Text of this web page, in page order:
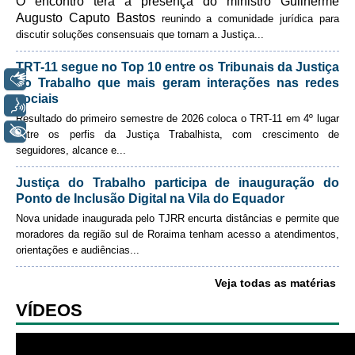
Automação e IA
Governança
Governança de TI
Governança das Contratações Obras
Rede de Governança Colaborativa
Gestão de Riscos
Laboratório de Inovação
Assessoria de Governança de Gestão de Pessoas
Sites Institucionais
Centro de Memória
Enviar email
Augusto Caputo Bastosreunindo a comunidade jurídica para
discutir soluções consensuais que tornam a Justiça...
TRT-11 segue no Top 10 entre os Tribunais da Justiça
do Trabalho que mais geram interações nas redes
sociais
Resultado do primeiro semestre de 2026 coloca o TRT-11 em 4º lugar
entre os perfis da Justiça Trabalhista, com crescimento de
seguidores, alcance e...
Justiça do Trabalho participa de inauguração do
Ponto de Inclusão Digital na Vila do Equador
Nova unidade inaugurada pelo TJRR encurta distâncias e permite que
moradores da região sul de Roraima tenham acesso a atendimentos,
orientações e audiências...
Veja todas as matérias
VÍDEOS
Libras
Voz
+ Acessibilidade